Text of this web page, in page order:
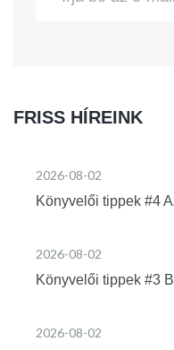
FRISS HÍREINK
2026-08-02
Könyvelői tippek #4
2026-08-02
Könyvelői tippek #3
2026-08-02